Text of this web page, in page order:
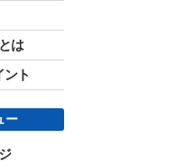
は
ント
ー